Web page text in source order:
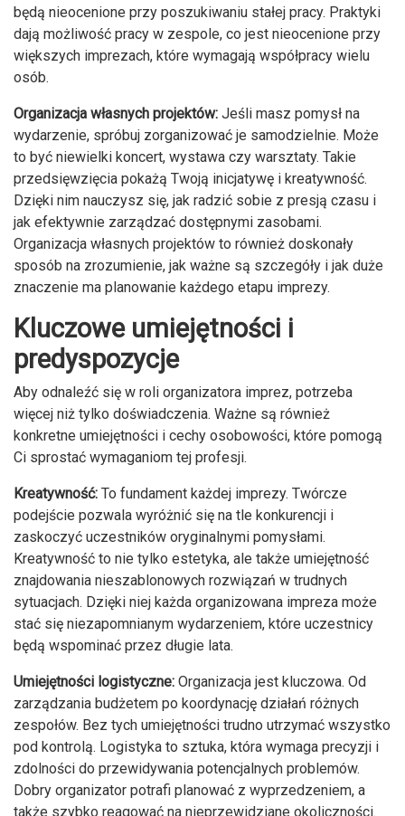
będą nieocenione przy poszukiwaniu stałej pracy. Praktyki
dają możliwość pracy w zespole, co jest nieocenione przy
większych imprezach, które wymagają współpracy wielu
osób.
Organizacja własnych projektów: Jeśli masz pomysł na
wydarzenie, spróbuj zorganizować je samodzielnie. Może
to być niewielki koncert, wystawa czy warsztaty. Takie
przedsięwzięcia pokażą Twoją inicjatywę i kreatywność.
Dzięki nim nauczysz się, jak radzić sobie z presją czasu i
jak efektywnie zarządzać dostępnymi zasobami.
Organizacja własnych projektów to również doskonały
sposób na zrozumienie, jak ważne są szczegóły i jak duże
znaczenie ma planowanie każdego etapu imprezy.
Kluczowe umiejętności i
predyspozycje
Aby odnaleźć się w roli organizatora imprez, potrzeba
więcej niż tylko doświadczenia. Ważne są również
konkretne umiejętności i cechy osobowości, które pomogą
Ci sprostać wymaganiom tej profesji.
Kreatywność: To fundament każdej imprezy. Twórcze
podejście pozwala wyróżnić się na tle konkurencji i
zaskoczyć uczestników oryginalnymi pomysłami.
Kreatywność to nie tylko estetyka, ale także umiejętność
znajdowania nieszablonowych rozwiązań w trudnych
sytuacjach. Dzięki niej każda organizowana impreza może
stać się niezapomnianym wydarzeniem, które uczestnicy
będą wspominać przez długie lata.
Umiejętności logistyczne: Organizacja jest kluczowa. Od
zarządzania budżetem po koordynację działań różnych
zespołów. Bez tych umiejętności trudno utrzymać wszystko
pod kontrolą. Logistyka to sztuka, która wymaga precyzji i
zdolności do przewidywania potencjalnych problemów.
Dobry organizator potrafi planować z wyprzedzeniem, a
także szybko reagować na nieprzewidziane okoliczności.